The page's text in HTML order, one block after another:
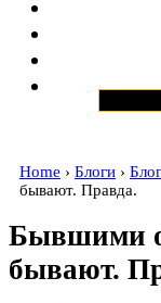
Home › Блоги ›
бывают. Правда.
Бывшими
бывают.